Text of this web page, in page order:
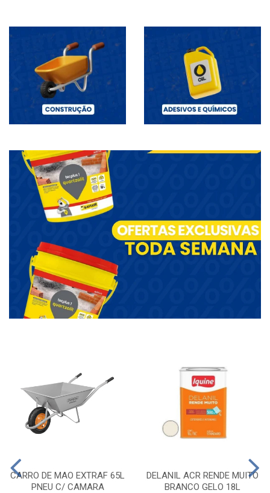
CARRO DE MAO EXTRAF 65L
PNEU C/ CAMARA
DELANIL ACR RENDE MUITO
BRANCO GELO 18L